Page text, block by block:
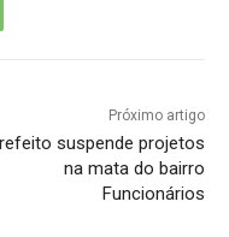
Próximo artigo
suspende projetos
na mata do bairro
Funcionários